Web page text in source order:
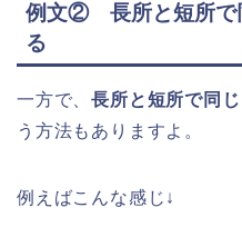
例文② 長所と短所で
る
一方で、長所と短所で同
う方法もありますよ。
例えばこんな感じ↓